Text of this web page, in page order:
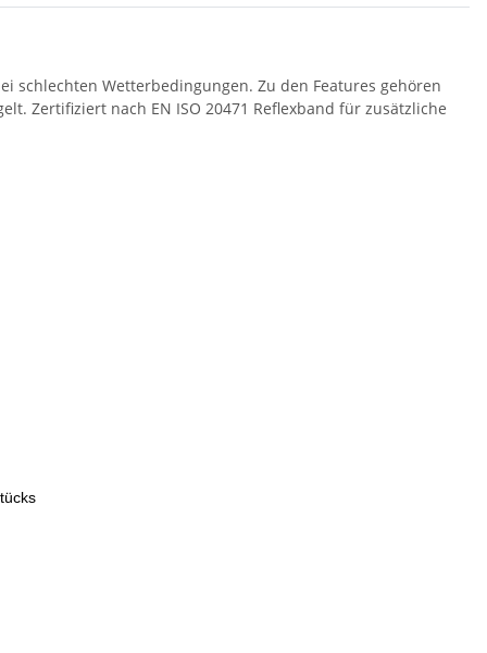
schlechten Wetterbedingungen. Zu den Features gehören
Zertifiziert nach EN ISO 20471 Reflexband für zusätzliche